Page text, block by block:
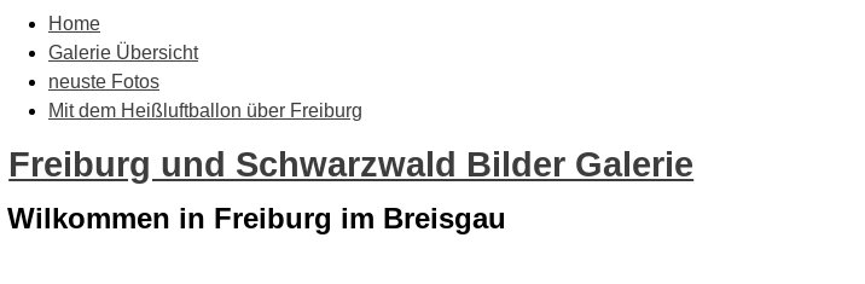
Home
Galerie Übersicht
neuste Fotos
Mit dem Heißluftballon über Freiburg
Freiburg und Schwarzwald Bilder Galerie
Wilkommen in Freiburg im Breisgau